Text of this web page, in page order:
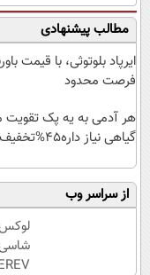
مطالب پیشنهادی
ایرپاد بلوتوثی، با قیمت
فرصت محدود
هر آدمی به یه پک تقویت
گیاهی نیاز داره45%تخفیف
از سراسر وب